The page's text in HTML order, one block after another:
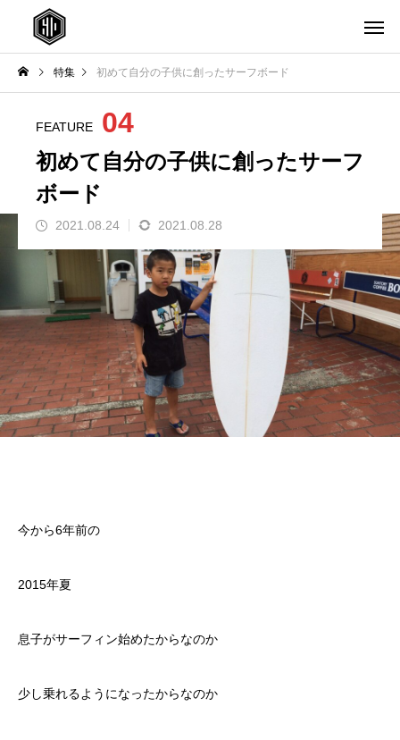
特集 初めて自分の子供に創ったサーフボード
FEATURE 04
初めて自分の子供に創ったサーフ
ボード
2021.08.24 2021.08.28
今から6年前の
2015年夏
息子がサーフィン始めたからなのか
少し乗れるようになったからなのか